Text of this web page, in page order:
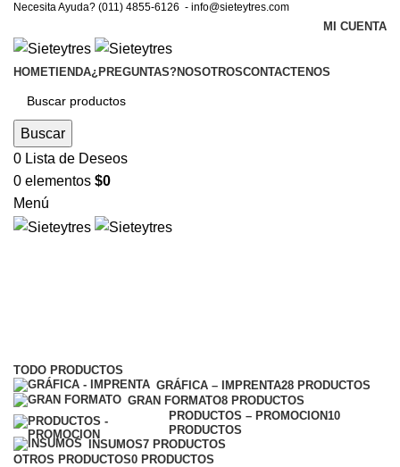
Necesita Ayuda? (011) 4855-6126 - info@sieteytres.com
MI CUENTA
HOMETIENDA¿PREGUNTAS?NOSOTROSCONTACTENOS
Buscar
0 Lista de Deseos
0 elementos $0
Menú
TODO PRODUCTOS
GRÁFICA – IMPRENTA28 PRODUCTOS
GRAN FORMATO8 PRODUCTOS
PRODUCTOS – PROMOCION10
PRODUCTOS
INSUMOS7 PRODUCTOS
OTROS PRODUCTOS0 PRODUCTOS